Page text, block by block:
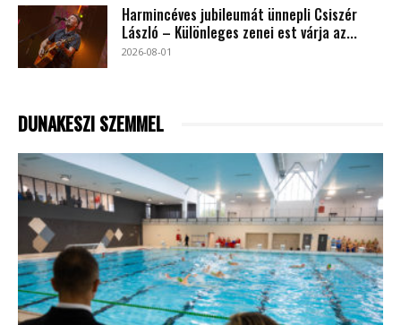
Harmincéves jubileumát ünnepli Csiszér
László – Különleges zenei est várja az...
2026-08-01
DUNAKESZI SZEMMEL